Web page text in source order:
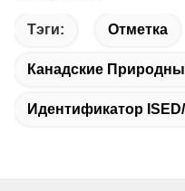
Тэги: Отметка
Канадские
Идентификатор